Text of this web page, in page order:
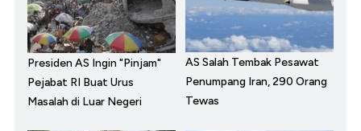
Presiden AS Ingin "Pinjam"
Pejabat RI Buat Urus
Masalah di Luar Negeri
AS Salah Tembak Pesawat
Penumpang Iran, 290 Orang
Tewas